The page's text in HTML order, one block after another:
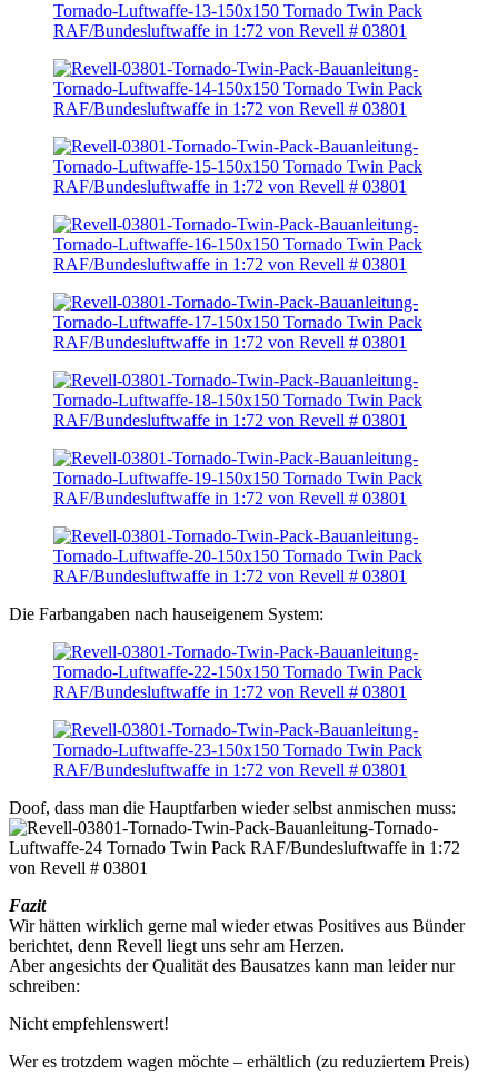
Die Farbangaben nach hauseigenem System:
Doof, dass man die Hauptfarben wieder selbst anmischen muss:
Fazit
Wir hätten wirklich gerne mal wieder etwas Positives aus Bünder
berichtet, denn Revell liegt uns sehr am Herzen.
Aber angesichts der Qualität des Bausatzes kann man leider nur
schreiben:
Nicht empfehlenswert!
Wer es trotzdem wagen möchte – erhältlich (zu reduziertem Preis)